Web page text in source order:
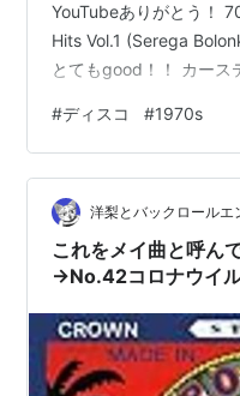
YouTubeありがとう！
Hits Vol.1 (Serega
とてもgood！！ カース
#ディスコ #1970s
洋梨とバックロールエ
これをメイ曲と呼ん
→No.42コロナウイ